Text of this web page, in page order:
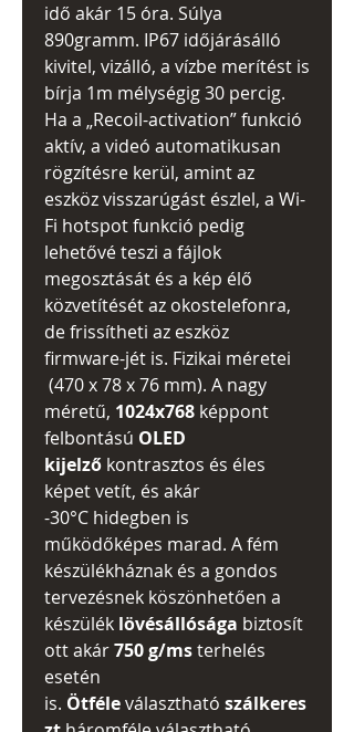
idő akár 15 óra. Súlya
890gramm. IP67 időjárásálló
kivitel, vizálló, a vízbe merítést is
bírja 1m mélységig 30 percig.
Ha a „Recoil-activation” funkció
aktív, a videó automatikusan
rögzítésre kerül, amint az
eszköz visszarúgást észlel, a Wi-
Fi hotspot funkció pedig
lehetővé teszi a fájlok
megosztását és a kép élő
közvetítését az okostelefonra,
de frissítheti az eszköz
firmware-jét is. Fizikai méretei
(470 x 78 x 76 mm). A nagy
méretű, 1024x768 képpont
felbontású OLED
kijelző kontrasztos és éles
képet vetít, és akár
-30°C hidegben is
működőképes marad. A fém
készülékháznak és a gondos
tervezésnek köszönhetően a
készülék lövésállósága biztosít
ott akár750 g/msterhelés
esetén
is. Ötféleválasztható szálkeres